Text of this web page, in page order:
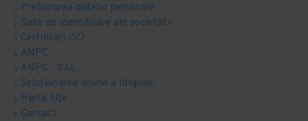
Prelucrarea datelor personale
Date de identificare ale societatii
Certificari ISO
ANPC
ANPC - SAL
Solutionarea online a litigiilor
Harta Site
Contact